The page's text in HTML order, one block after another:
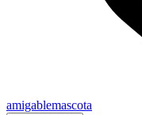
amigablemascota